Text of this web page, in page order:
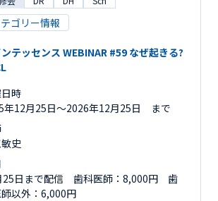
ゴリー情報
テッセンス WEBINAR #59 なぜ起きる?
時
年12月25日〜2026年12月25日 まで
史
25日まで配信 歯科医師：8,000円 歯
以外：6,000円